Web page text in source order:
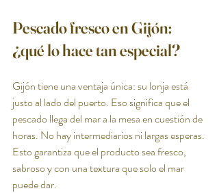
Pescado fresco en Gijón:
¿qué lo hace tan especial?
Gijón tiene una ventaja única: su lonja está
justo al lado del puerto. Eso significa que el
pescado llega del mar a la mesa en cuestión de
horas. No hay intermediarios ni largas esperas.
Esto garantiza que el producto sea fresco,
sabroso y con una textura que solo el mar
puede dar.